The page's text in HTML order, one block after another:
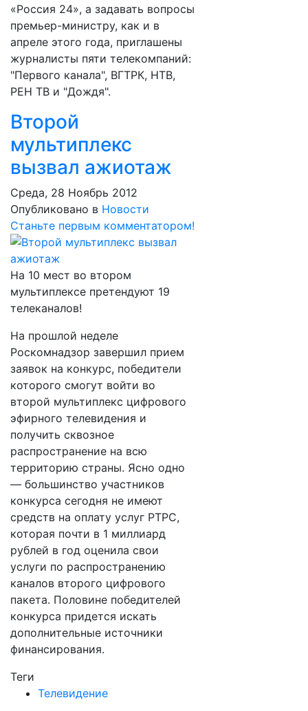
«Россия 24», а задавать вопросы
премьер-министру, как и в
апреле этого года, приглашены
журналисты пяти телекомпаний:
"Первого канала", ВГТРК, НТВ,
РЕН ТВ и "Дождя".
Второй
мультиплекс
вызвал ажиотаж
Среда, 28 Ноябрь 2012
Опубликовано в Новости
Станьте первым комментатором!
На 10 мест во втором
мультиплексе претендуют 19
телеканалов!
На прошлой неделе
Роскомнадзор завершил прием
заявок на конкурс, победители
которого смогут войти во
второй мультиплекс цифрового
эфирного телевидения и
получить сквозное
распространение на всю
территорию страны. Ясно одно
— большинство участников
конкурса сегодня не имеют
средств на оплату услуг РТРС,
которая почти в 1 миллиард
рублей в год оценила свои
услуги по распространению
каналов второго цифрового
пакета. Половине победителей
конкурса придется искать
дополнительные источники
финансирования.
Теги
Телевидение